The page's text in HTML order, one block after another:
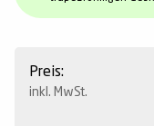
Preis:
inkl. MwSt.